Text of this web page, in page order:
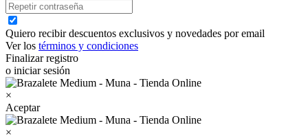
Quiero recibir descuentos exclusivos y novedades por email
Ver los términos y condiciones
Finalizar registro
o iniciar sesión
×
Aceptar
×